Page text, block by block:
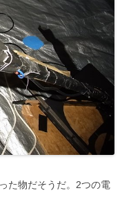
た物だそうだ。2つの電